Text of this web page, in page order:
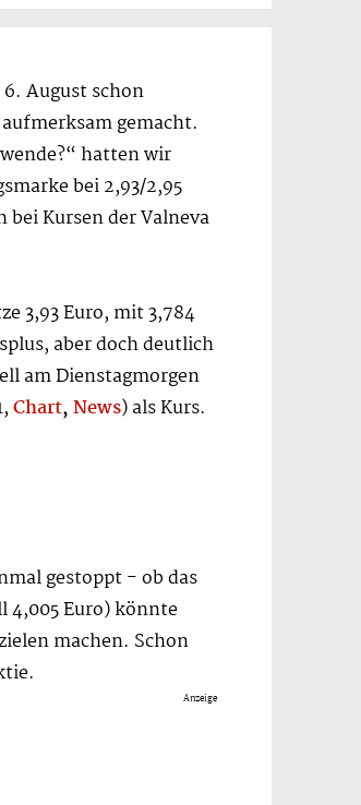
August schon
gemacht.
hatten wir
bei 2,93/2,95
Kursen der Valneva
3,93 Euro, mit 3,784
aber doch deutlich
am Dienstagmorgen
Chart,News) als Kurs.
gestoppt - ob das
4,005 Euro) könnte
machen. Schon
Anzeige